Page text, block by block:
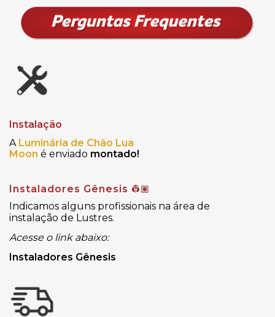
Instalação
A Luminária de Chão Lua
Moon é enviado montado!
Instaladores Gênesis 👷🏽
Indicamos alguns profissionais na área de
instalação de Lustres.
Acesse o link abaixo:
Instaladores Gênesis